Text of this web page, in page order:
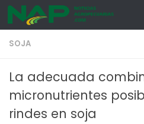
Skip to content
SOJA
La adecuada
micronutrientes
rindes en soja